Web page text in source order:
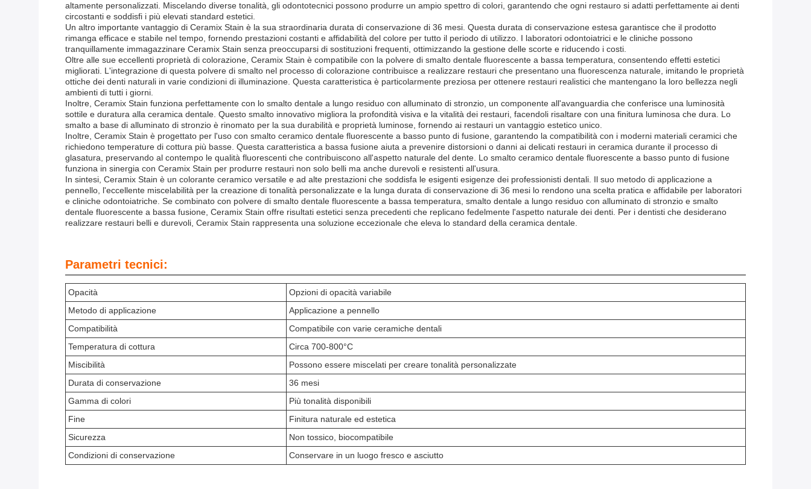
altamente personalizzati. Miscelando diverse tonalità, gli odontotecnici possono produrre un ampio spettro di colori, garantendo che ogni restauro si adatti perfettamente ai denti
circostanti e soddisfi i più elevati standard estetici.
Un altro importante vantaggio di Ceramix Stain è la sua straordinaria durata di conservazione di 36 mesi. Questa durata di conservazione estesa garantisce che il prodotto
rimanga efficace e stabile nel tempo, fornendo prestazioni costanti e affidabilità del colore per tutto il periodo di utilizzo. I laboratori odontoiatrici e le cliniche possono
tranquillamente immagazzinare Ceramix Stain senza preoccuparsi di sostituzioni frequenti, ottimizzando la gestione delle scorte e riducendo i costi.
Oltre alle sue eccellenti proprietà di colorazione, Ceramix Stain è compatibile con la polvere di smalto dentale fluorescente a bassa temperatura, consentendo effetti estetici
migliorati. L'integrazione di questa polvere di smalto nel processo di colorazione contribuisce a realizzare restauri che presentano una fluorescenza naturale, imitando le proprietà
ottiche dei denti naturali in varie condizioni di illuminazione. Questa caratteristica è particolarmente preziosa per ottenere restauri realistici che mantengano la loro bellezza negli
ambienti di tutti i giorni.
Inoltre, Ceramix Stain funziona perfettamente con lo smalto dentale a lungo residuo con alluminato di stronzio, un componente all'avanguardia che conferisce una luminosità
sottile e duratura alla ceramica dentale. Questo smalto innovativo migliora la profondità visiva e la vitalità dei restauri, facendoli risaltare con una finitura luminosa che dura. Lo
smalto a base di alluminato di stronzio è rinomato per la sua durabilità e proprietà luminose, fornendo ai restauri un vantaggio estetico unico.
Inoltre, Ceramix Stain è progettato per l'uso con smalto ceramico dentale fluorescente a basso punto di fusione, garantendo la compatibilità con i moderni materiali ceramici che
richiedono temperature di cottura più basse. Questa caratteristica a bassa fusione aiuta a prevenire distorsioni o danni ai delicati restauri in ceramica durante il processo di
glasatura, preservando al contempo le qualità fluorescenti che contribuiscono all'aspetto naturale del dente. Lo smalto ceramico dentale fluorescente a basso punto di fusione
funziona in sinergia con Ceramix Stain per produrre restauri non solo belli ma anche durevoli e resistenti all'usura.
In sintesi, Ceramix Stain è un colorante ceramico versatile e ad alte prestazioni che soddisfa le esigenti esigenze dei professionisti dentali. Il suo metodo di applicazione a
pennello, l'eccellente miscelabilità per la creazione di tonalità personalizzate e la lunga durata di conservazione di 36 mesi lo rendono una scelta pratica e affidabile per laboratori
e cliniche odontoiatriche. Se combinato con polvere di smalto dentale fluorescente a bassa temperatura, smalto dentale a lungo residuo con alluminato di stronzio e smalto
dentale fluorescente a bassa fusione, Ceramix Stain offre risultati estetici senza precedenti che replicano fedelmente l'aspetto naturale dei denti. Per i dentisti che desiderano
realizzare restauri belli e durevoli, Ceramix Stain rappresenta una soluzione eccezionale che eleva lo standard della ceramica dentale.
Parametri tecnici:
Opacità
Opzioni di opacità variabile
Metodo di applicazione
Applicazione a pennello
Compatibilità
Compatibile con varie ceramiche dentali
Temperatura di cottura
Circa 700-800°C
Miscibilità
Possono essere miscelati per creare tonalità personalizzate
Durata di conservazione
36 mesi
Gamma di colori
Più tonalità disponibili
Fine
Finitura naturale ed estetica
Sicurezza
Non tossico, biocompatibile
Condizioni di conservazione
Conservare in un luogo fresco e asciutto